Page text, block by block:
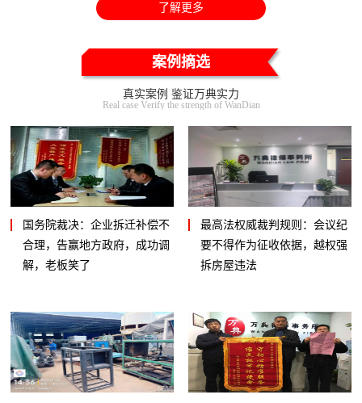
了解更多
案例摘选
真实案例 鉴证万典实力
Real case Verify the strength of WanDian
国务院裁决：企业拆迁补偿不
合理，告赢地方政府，成功调
解，老板笑了
最高法权威裁判规则：会议纪
要不得作为征收依据，越权强
拆房屋违法